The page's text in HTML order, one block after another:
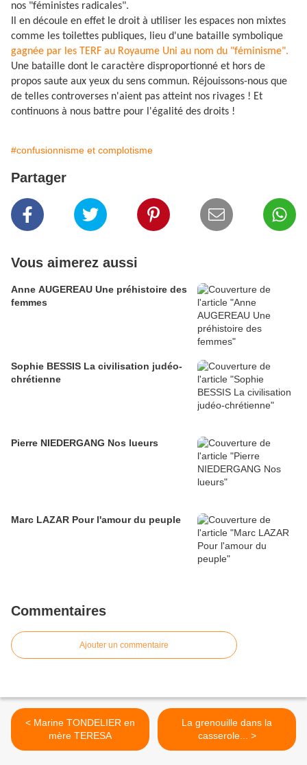
nos "féministes radicales".
Il en découle en effet le droit à utiliser les espaces non mixtes
comme les toilettes publiques, lieu d'une bataille symbolique
gagnée par les TERF au Royaume Uni au nom du "féminisme".
Une bataille dont le caractère disproportionné et hors de
propos saute aux yeux du sens commun. Réjouissons-nous que
de telles controverses n'aient pas atteint nos rivages ! Et
continuons à nous battre pour l'égalité des droits !
#confusionnisme et complotisme
Partager
Vous aimerez aussi
Anne AUGEREAU Une préhistoire des
femmes
Sophie BESSIS La civilisation judéo-
chrétienne
Pierre NIEDERGANG Nos lueurs
Marc LAZAR Pour l'amour du peuple
Commentaires
Ajouter un commentaire
< Marine TONDELIER en
mère TERESA
La grenouille dans la
casserole... >